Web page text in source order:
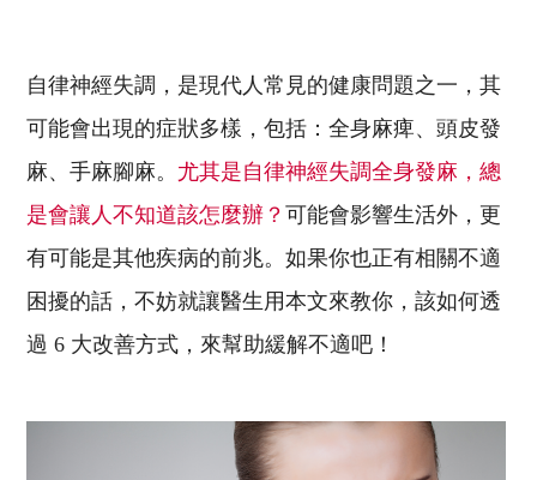
自律神經失調，是現代人常見的健康問題之一，其
可能會出現的症狀多樣，包括：全身麻痺、頭皮發
麻、手麻腳麻。 尤其是自律神經失調全身發麻，總
是會讓人不知道該怎麼辦？ 可能會影響生活外，更
有可能是其他疾病的前兆。如果你也正有相關不適
困擾的話，不妨就讓醫生用本文來教你，該如何透
過 6 大改善方式，來幫助緩解不適吧！